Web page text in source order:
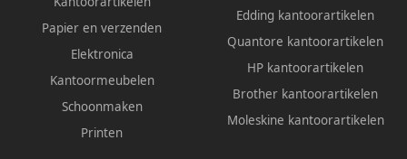
Papier en verzenden
Elektronica
Kantoormeubelen
Schoonmaken
Printen
Edding kantoorartikelen
Quantore kantoorartikelen
HP kantoorartikelen
Brother kantoorartikelen
Moleskine kantoorartikelen